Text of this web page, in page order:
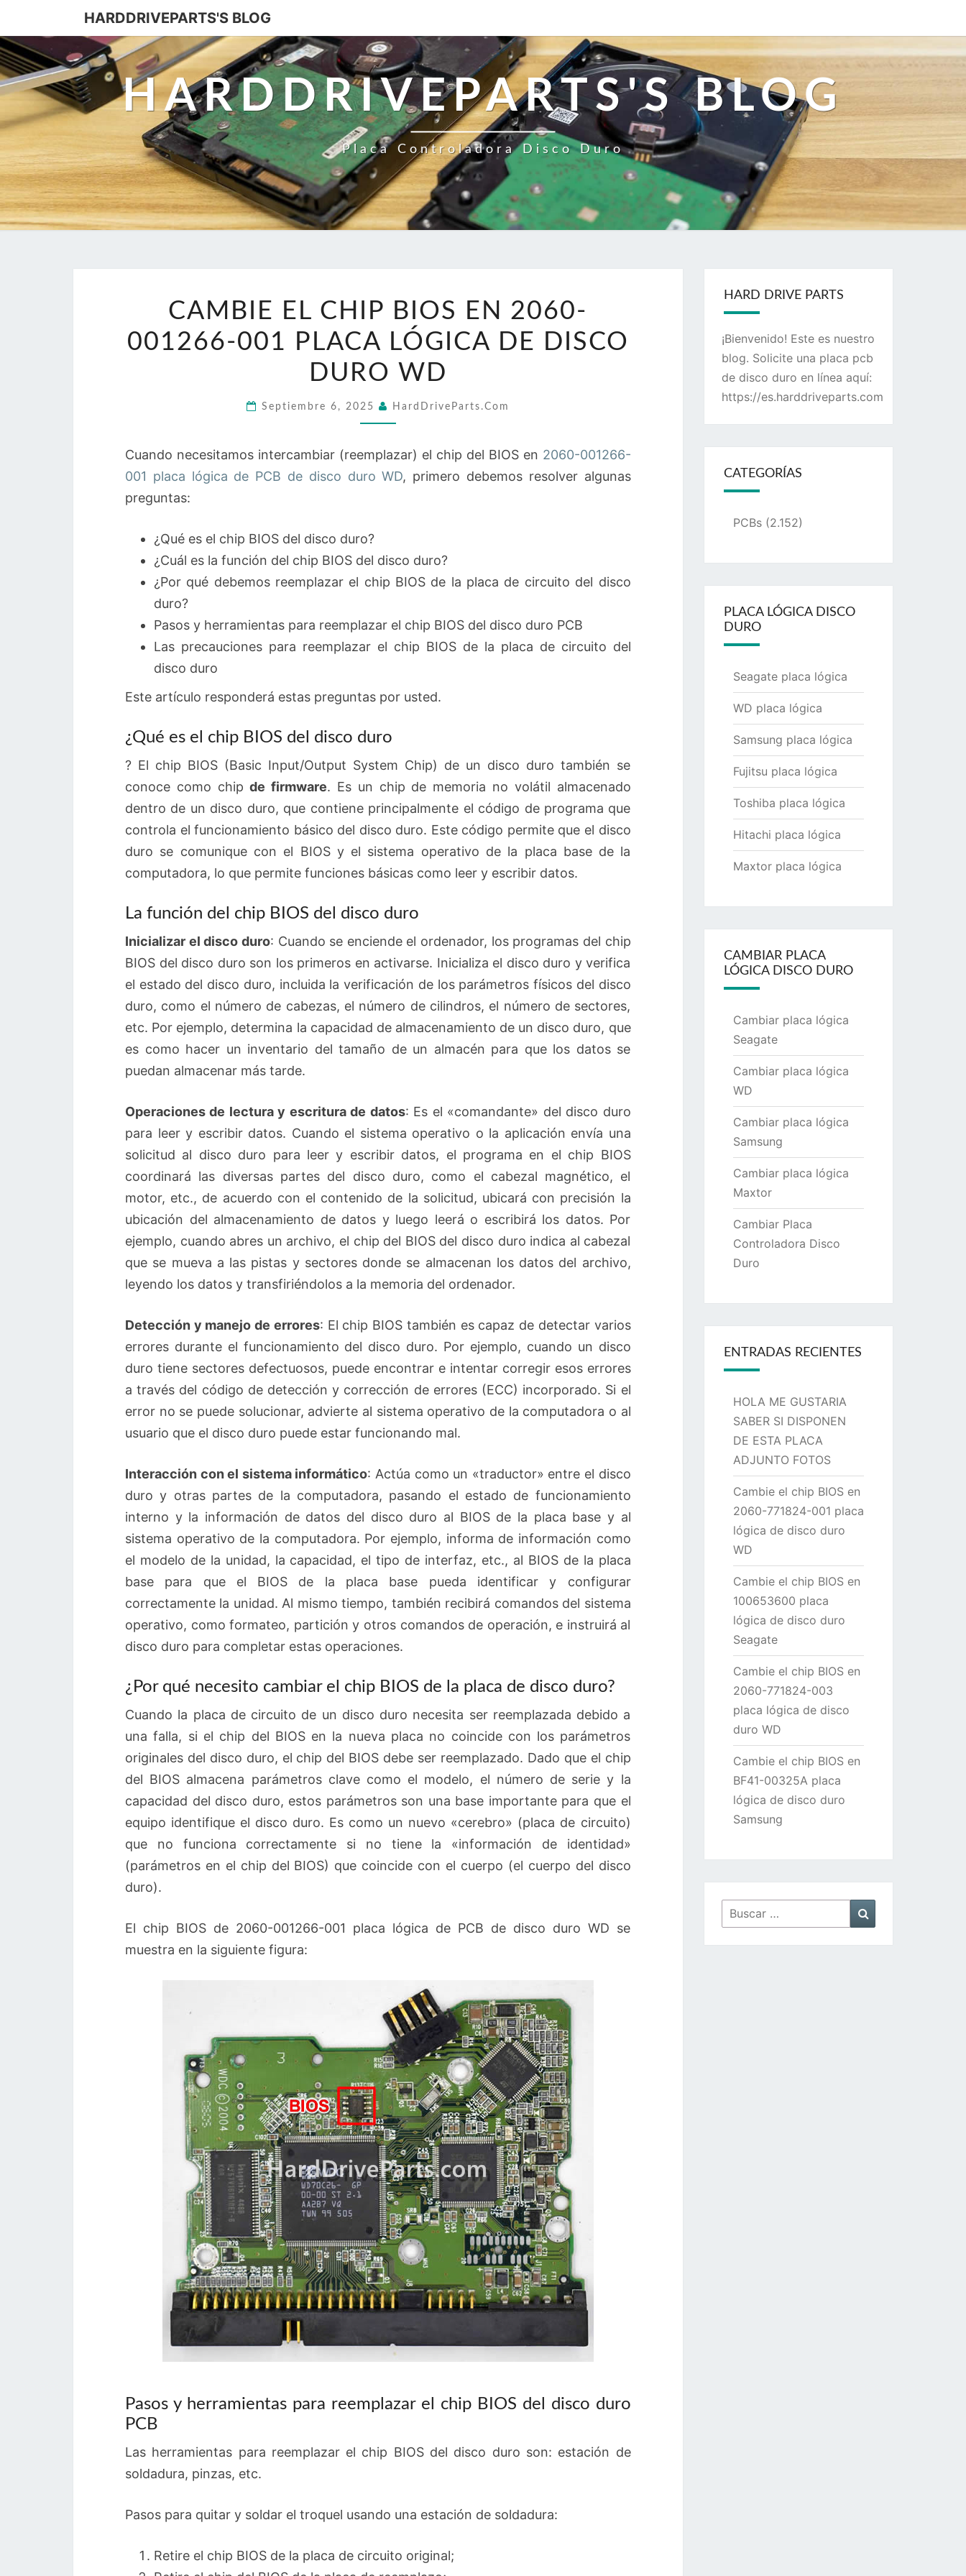
HARDDRIVEPARTS'S BLOG
HARDDRIVEPARTS'S BLOG
Placa Controladora Disco Duro
EL
CHIP
EN
2060-
001266-
PLACA
LÓGICA
CAMBIE EL CHIP BIOS EN 2060-
001266-001 PLACA LÓGICA DE DISCO
DURO WD
Septiembre 6, 2025 HardDriveParts.com
Cuando necesitamos intercambiar (reemplazar) el chip del BIOS en 2060-001266-
001 placa lógica de PCB de disco duro WD, primero debemos resolver algunas
preguntas:
¿Qué es el chip BIOS del disco duro?
¿Cuál es la función del chip BIOS del disco duro?
¿Por qué debemos reemplazar el chip BIOS de la placa de circuito del disco
duro?
Pasos y herramientas para reemplazar el chip BIOS del disco duro PCB
Las precauciones para reemplazar el chip BIOS de la placa de circuito del
disco duro
Este artículo responderá estas preguntas por usted.
¿Qué es el chip BIOS del disco duro
? El chip BIOS (Basic Input/Output System Chip) de un disco duro también se
conoce como chipde firmware. Es un chip de memoria no volátil almacenado
dentro de un disco duro, que contiene principalmente el código de programa que
controla el funcionamiento básico del disco duro. Este código permite que el disco
duro se comunique con el BIOS y el sistema operativo de la placa base de la
computadora, lo que permite funciones básicas como leer y escribir datos.
La función del chip BIOS del disco duro
Inicializar el disco duro: Cuando se enciende el ordenador, los programas del chip
BIOS del disco duro son los primeros en activarse. Inicializa el disco duro y verifica
el estado del disco duro, incluida la verificación de los parámetros físicos del disco
duro, como el número de cabezas, el número de cilindros, el número de sectores,
etc. Por ejemplo, determina la capacidad de almacenamiento de un disco duro, que
es como hacer un inventario del tamaño de un almacén para que los datos se
puedan almacenar más tarde.
Operaciones de lectura y escritura de datos: Es el «comandante» del disco duro
para leer y escribir datos. Cuando el sistema operativo o la aplicación envía una
solicitud al disco duro para leer y escribir datos, el programa en el chip BIOS
coordinará las diversas partes del disco duro, como el cabezal magnético, el
motor, etc., de acuerdo con el contenido de la solicitud, ubicará con precisión la
ubicación del almacenamiento de datos y luego leerá o escribirá los datos. Por
ejemplo, cuando abres un archivo, el chip del BIOS del disco duro indica al cabezal
que se mueva a las pistas y sectores donde se almacenan los datos del archivo,
leyendo los datos y transfiriéndolos a la memoria del ordenador.
Detección y manejo de errores: El chip BIOS también es capaz de detectar varios
errores durante el funcionamiento del disco duro. Por ejemplo, cuando un disco
duro tiene sectores defectuosos, puede encontrar e intentar corregir esos errores
a través del código de detección y corrección de errores (ECC) incorporado. Si el
error no se puede solucionar, advierte al sistema operativo de la computadora o al
usuario que el disco duro puede estar funcionando mal.
Interacción con el sistema informático: Actúa como un «traductor» entre el disco
duro y otras partes de la computadora, pasando el estado de funcionamiento
interno y la información de datos del disco duro al BIOS de la placa base y al
sistema operativo de la computadora. Por ejemplo, informa de información como
el modelo de la unidad, la capacidad, el tipo de interfaz, etc., al BIOS de la placa
base para que el BIOS de la placa base pueda identificar y configurar
correctamente la unidad. Al mismo tiempo, también recibirá comandos del sistema
operativo, como formateo, partición y otros comandos de operación, e instruirá al
disco duro para completar estas operaciones.
¿Por qué necesito cambiar el chip BIOS de la placa de disco duro?
Cuando la placa de circuito de un disco duro necesita ser reemplazada debido a
una falla, si el chip del BIOS en la nueva placa no coincide con los parámetros
originales del disco duro, el chip del BIOS debe ser reemplazado. Dado que el chip
del BIOS almacena parámetros clave como el modelo, el número de serie y la
capacidad del disco duro, estos parámetros son una base importante para que el
equipo identifique el disco duro. Es como un nuevo «cerebro» (placa de circuito)
que no funciona correctamente si no tiene la «información de identidad»
(parámetros en el chip del BIOS) que coincide con el cuerpo (el cuerpo del disco
duro).
El chip BIOS de 2060-001266-001 placa lógica de PCB de disco duro WD se
muestra en la siguiente figura:
Pasos y herramientas para reemplazar el chip BIOS del disco duro
PCB
Las herramientas para reemplazar el chip BIOS del disco duro son: estación de
soldadura, pinzas, etc.
Pasos para quitar y soldar el troquel usando una estación de soldadura:
Retire el chip BIOS de la placa de circuito original;
HARD DRIVE PARTS
¡Bienvenido! Este es nuestro
blog. Solicite una placa pcb
de disco duro en línea aquí:
https://es.harddriveparts.com
CATEGORÍAS
PCBs(2.152)
PLACA LÓGICA DISCO
DURO
Seagate placa lógica
WD placa lógica
Samsung placa lógica
Fujitsu placa lógica
Toshiba placa lógica
Hitachi placa lógica
Maxtor placa lógica
CAMBIAR PLACA
LÓGICA DISCO DURO
Cambiar placa lógica
Seagate
Cambiar placa lógica
WD
Cambiar placa lógica
Samsung
Cambiar placa lógica
Maxtor
Cambiar Placa
Controladora Disco
Duro
ENTRADAS RECIENTES
HOLA ME GUSTARIA
SABER SI DISPONEN
DE ESTA PLACA
ADJUNTO FOTOS
Cambie el chip BIOS en
2060-771824-001 placa
lógica de disco duro
WD
Cambie el chip BIOS en
100653600 placa
lógica de disco duro
Seagate
Cambie el chip BIOS en
2060-771824-003
placa lógica de disco
duro WD
Cambie el chip BIOS en
BF41-00325A placa
lógica de disco duro
Samsung
Buscar
por: